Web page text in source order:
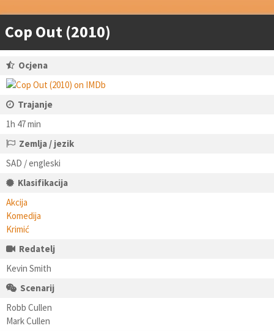
Cop Out (2010)
Ocjena
Trajanje
1h 47 min
Zemlja / jezik
SAD / engleski
Klasifikacija
Akcija
Komedija
Krimić
Redatelj
Kevin Smith
Scenarij
Robb Cullen
Mark Cullen